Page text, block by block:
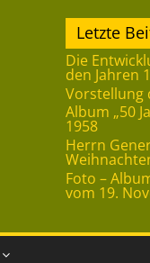
Letzte
Die
den Jahren
Vorstellung
Album „50
1958
Herrn
Foto –
vom 19.